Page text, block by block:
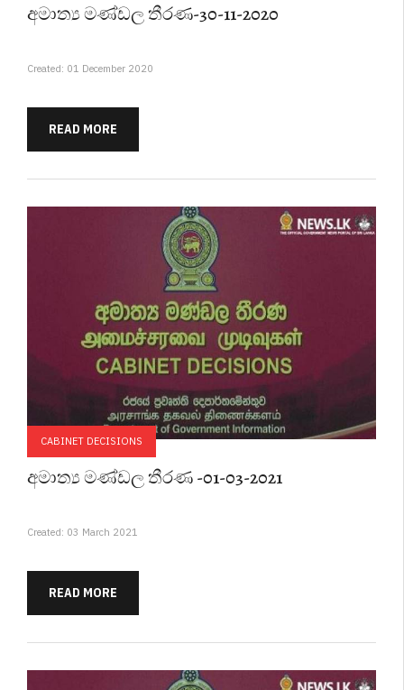
අමාත්‍ය මණ්ඩල තීරණ-30-11-2020
Created: 01 December 2020
READ MORE
CABINET DECISIONS
අමාත්‍ය මණ්ඩල තීරණ -01-03-2021
Created: 03 March 2021
READ MORE